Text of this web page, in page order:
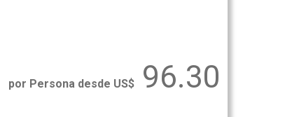
por Persona desde US$ 96.30